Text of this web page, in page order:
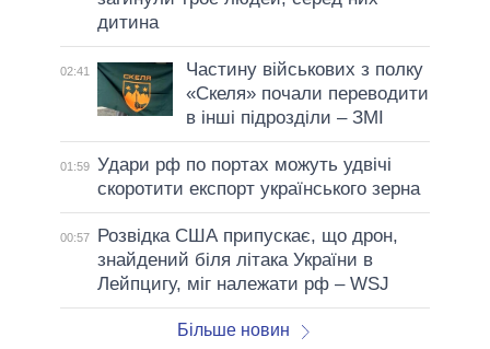
дитина
02:41
Частину військових з полку
«Скеля» почали переводити
в інші підрозділи – ЗМІ
01:59 Удари рф по портах можуть удвічі
скоротити експорт українського зерна
00:57
Розвідка США припускає, що дрон,
знайдений біля літака України в
Лейпцигу, міг належати рф – WSJ
Більше новин